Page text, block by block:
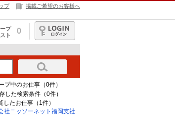
プ 掲載ご希望のお客様へ
プ
ト
0
ログイン
プ中のお仕事（0件）
した検索条件（0件）
したお仕事（1件）
社ニッソーネット福岡支社